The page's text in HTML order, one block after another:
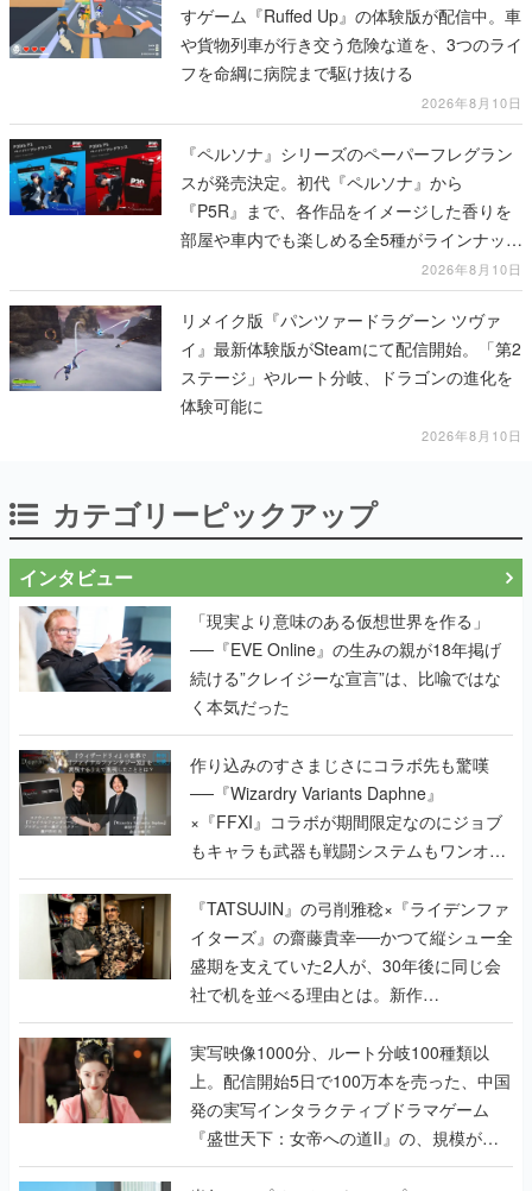
すゲーム『Ruffed Up』の体験版が配信中。車
や貨物列車が行き交う危険な道を、3つのライ
フを命綱に病院まで駆け抜ける
2026年8月10日
『ペルソナ』シリーズのペーパーフレグラン
スが発売決定。初代『ペルソナ』から
『P5R』まで、各作品をイメージした香りを
部屋や車内でも楽しめる全5種がラインナッ
プ、予約受付は8月17日12時より開始2026年8月10日
リメイク版『パンツァードラグーン ツヴァ
イ』最新体験版がSteamにて配信開始。「第2
ステージ」やルート分岐、ドラゴンの進化を
体験可能に
2026年8月10日
カテゴリーピックアップ
インタビュー
「現実より意味のある仮想世界を作る」
──『EVE Online』の生みの親が18年掲げ
続ける”クレイジーな宣言”は、比喩ではな
く本気だった
作り込みのすさまじさにコラボ先も驚嘆
──『Wizardry Variants Daphne』
×『FFXI』コラボが期間限定なのにジョブ
もキャラも武器も戦闘システムもワンオフ
で作り込まれた理由を両ディレクターに聞
く
『TATSUJIN』の弓削雅稔×『ライデンファ
イターズ』の齋藤貴幸──かつて縦シュー全
盛期を支えていた2人が、30年後に同じ会
社で机を並べる理由とは。新作
『TATSUJIN EXTREME』で初タッグを組
んだレジェンド2人に訊く開発秘話
実写映像1000分、ルート分岐100種類以
上。配信開始5日で100万本を売った、中国
発の実写インタラクティブドラマゲーム
『盛世天下：女帝への道II』の、規模が違
うこだわりをプロデューサーに聞いた